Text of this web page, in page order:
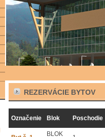
REZERVÁCIE BYTOV
Označenie Blok Poschodie
BLOK